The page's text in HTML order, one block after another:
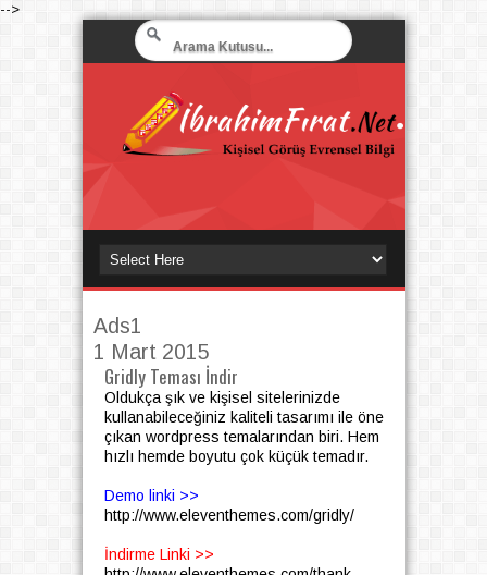
-->
Ads1
1 Mart 2015
Gridly Teması İndir
Oldukça şık ve kişisel sitelerinizde
kullanabileceğiniz kaliteli tasarımı ile öne
çıkan wordpress temalarından biri. Hem
hızlı hemde boyutu çok küçük temadır.
Demo linki >>
http://www.eleventhemes.com/gridly/
İndirme Linki >>